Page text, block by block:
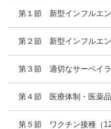
第１節 新型インフルエ
第２節 新型インフルエ
第３節 適切なサーベイ
第４節 医療体制・医薬
第５節 ワクチン接種（